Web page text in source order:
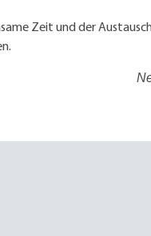
Zeit und der